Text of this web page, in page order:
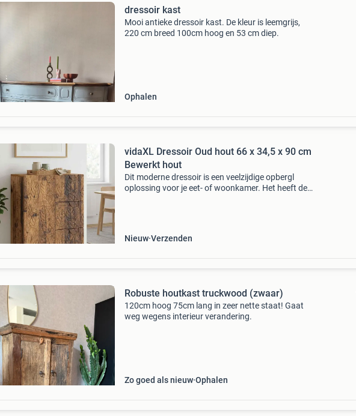
dressoir kast
Mooi antieke dressoir kast. De kleur is leemgrijs,
220 cm breed 100cm hoog en 53 cm diep.
Ophalen
vidaXL Dressoir Oud hout 66 x 34,5 x 90 cm
Bewerkt hout
Dit moderne dressoir is een veelzijdige opbergl
oplossing voor je eet- of woonkamer. Het heeft de
Nieuw Verzenden
Robuste houtkast truckwood (zwaar)
120cm hoog 75cm lang in zeer nette staat! Gaat
weg wegens interieur verandering.
Zo goed als nieuw Ophalen